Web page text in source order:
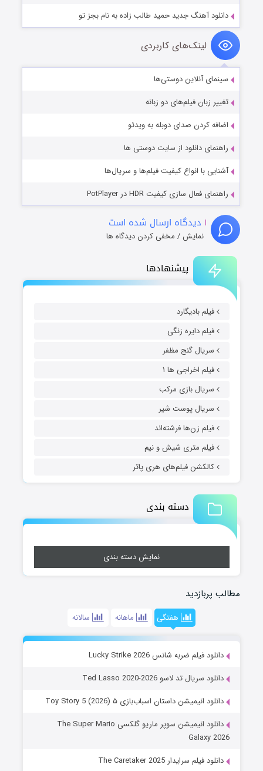
پیشنهادها
فیلم بادیگارد
فیلم دایره زنگی
سریال گنج مظفر
فیلم اخراجی ها ۱
سریال بازی مرکب
سریال پوست شیر
فیلم زن‌ها فرشته‌اند
فیلم متری شیش و نیم
کالکشن فیلم‌های هری پاتر
دسته بندی
نمایش دسته بندی
مطالب پربازدید
هفتگی ماهانه سالانه
دانلود فیلم ضربه شانس Lucky Strike 2026
دانلود سریال تد لاسو Ted Lasso 2020-2026
دانلود انیمیشن داستان اسباب‌بازی ۵ Toy Story 5 (2026)
دانلود انیمیشن سوپر ماریو گلکسی The Super Mario
Galaxy 2026
دانلود فیلم سرایدار The Caretaker 2025
دانلود آهنگ جدید حمید طالب زاده به نام بجز تو
لینک‌های کاربردی
سینمای آنلاین دوستی‌ها
تغییر زبان فیلم‌های دو زبانه
اضافه کردن صدای دوبله به ویدئو
راهنمای دانلود از سایت دوستی ها
آشنایی با انواع کیفیت فیلم‌ها و سریال‌ها
راهنمای فعال سازی کیفیت HDR در PotPlayer
۱ دیدگاه ارسال شده است
نمایش / مخفی کردن دیدگاه ها